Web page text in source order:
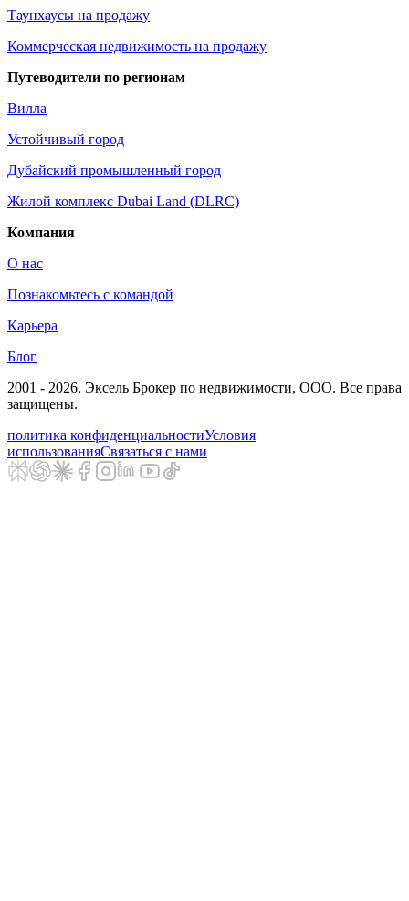
Таунхаусы на продажу
Коммерческая недвижимость на продажу
Путеводители по регионам
Вилла
Устойчивый город
Дубайский промышленный город
Жилой комплекс Dubai Land (DLRC)
Компания
О нас
Познакомьтесь с командой
Карьера
Блог
2001 - 2026, Эксель Брокер по недвижимости, ООО. Все права
защищены.
политика конфиденциальностиУсловия
использованияСвязаться с нами